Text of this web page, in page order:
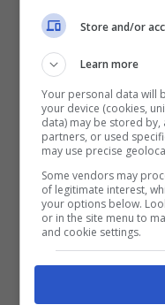
nell’ambiente
personalmente.
troppo
abituale profumo
troppo invasivo.
Il nostro
nellanaftalina,
chimici in grado
olfatto di fido. O
Store and/or
Learn more
Your personal data will
your device (cookies,
data) may be stored by,
partners, or used
may use precise
Some vendors may
of legitimate interest,
your options below.
or in the site menu to
and cookie settings.